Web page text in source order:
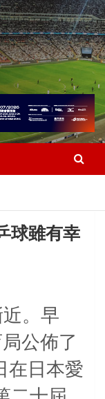
球雖有幸
。早
公佈了
在日本愛